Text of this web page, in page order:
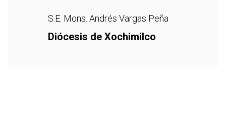
S.E. Mons. Andrés Vargas Peña
Diócesis de Xochimilco